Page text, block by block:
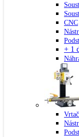
CNC
+ 1